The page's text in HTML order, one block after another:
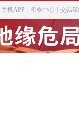
手机APP 价格中心 交易